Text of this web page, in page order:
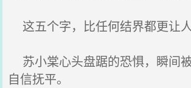
这五个字，比任何结界都更让人
苏小棠心头盘踞的恐惧，瞬间
自信抚平。